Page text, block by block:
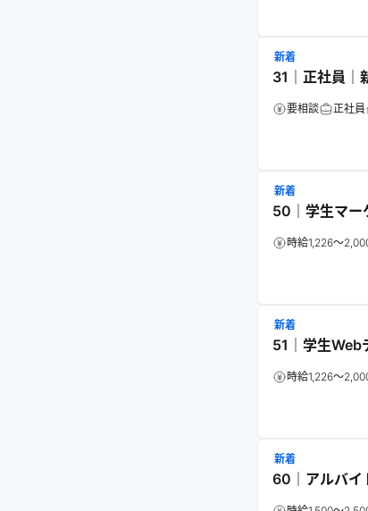
新着
31｜正社員｜
要相談 正社員
新着
50｜学生マー
時給1,226～
新着
51｜学生Web
時給1,226～
新着
60｜アルバイ